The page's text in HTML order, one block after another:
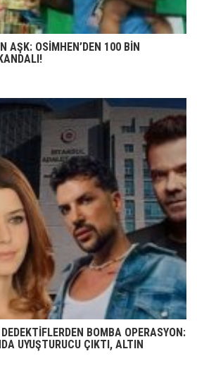
AŞK: OSİMHEN’DEN 100 BİN
BOMBA OPERASYON:
UYUŞTURUCU ÇIKTI, ALTIN